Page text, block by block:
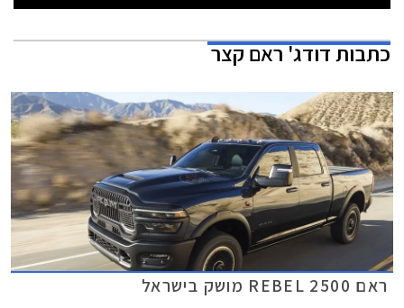
כתבותדודג' ראם קצר
ראם REBEL 2500 מושק בישראל